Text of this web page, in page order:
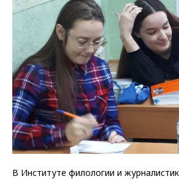
В Институте филологии и